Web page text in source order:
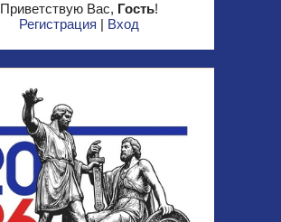
Приветствую Вас, Гость!
Регистрация | Вход